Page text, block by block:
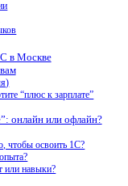
в Москве
“плюс к зарплате”
онлайн или офлайн?
чтобы освоить 1С?
или навыки?